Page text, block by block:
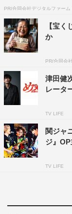
＜WEB＞
「サンデーうぇ
https://
月刊少年マガジン
PR(合同会社デジタルファーム
【宝
か
PR(合同会
津田健
レータ
TV LIFE
関ジャ
ジ』
TV LIFE